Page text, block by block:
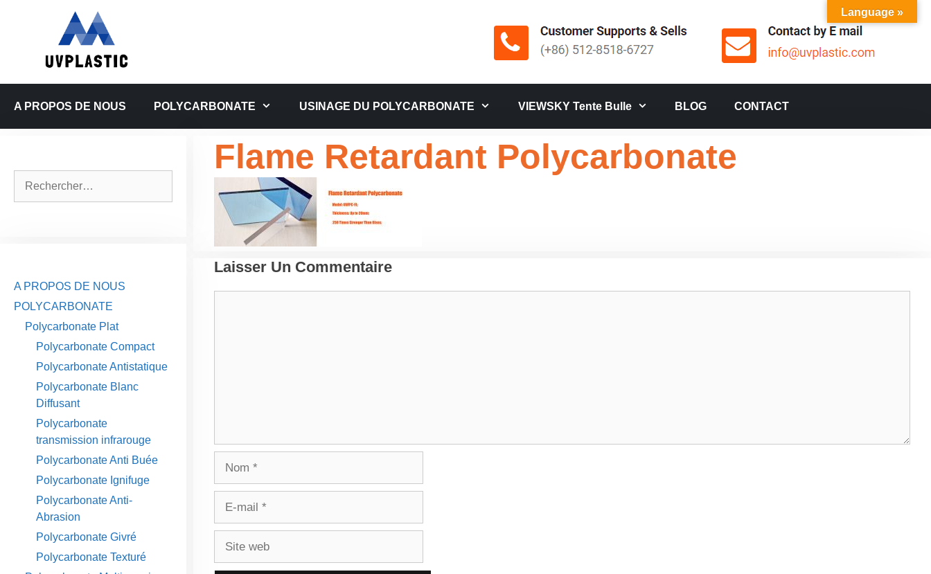
A PROPOS DE NOUS POLYCARBONATE USINAGE DU POLYCARBONATE VIEWSKY Tente Bulle BLOG CONTACT
Flame Retardant Polycarbonate
Laisser Un Commentaire
A PROPOS DE NOUS
POLYCARBONATE
Polycarbonate Plat
Polycarbonate Compact
Polycarbonate Antistatique
Polycarbonate Blanc
Diffusant
Polycarbonate
transmission infrarouge
Polycarbonate Anti Buée
Polycarbonate Ignifuge
Polycarbonate Anti-
Abrasion
Polycarbonate Givré
Polycarbonate Texturé
Language »